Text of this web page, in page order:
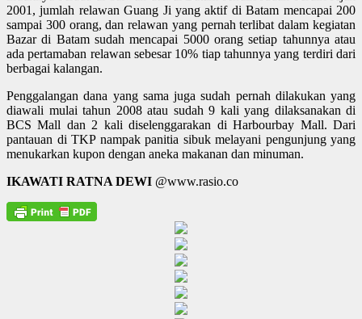
2001, jumlah relawan Guang Ji yang aktif di Batam mencapai 200
sampai 300 orang, dan relawan yang pernah terlibat dalam kegiatan
Bazar di Batam sudah mencapai 5000 orang setiap tahunnya atau
ada pertamaban relawan sebesar 10% tiap tahunnya yang terdiri dari
berbagai kalangan.
Penggalangan dana yang sama juga sudah pernah dilakukan yang
diawali mulai tahun 2008 atau sudah 9 kali yang dilaksanakan di
BCS Mall dan 2 kali diselenggarakan di Harbourbay Mall. Dari
pantauan di TKP nampak panitia sibuk melayani pengunjung yang
menukarkan kupon dengan aneka makanan dan minuman.
IKAWATI RATNA DEWI @www.rasio.co